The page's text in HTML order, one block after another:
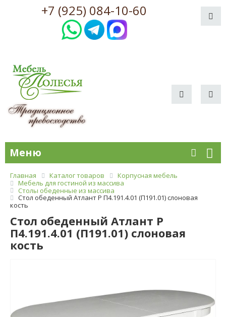
+7 (925) 084-10-60
Меню
Главная Каталог товаров
Корпусная мебель
Мебель для гостиной из массива
Столы обеденные из массива
Стол обеденный Атлант Р П4.191.4.01 (П191.01) слоновая
кость
Стол обеденный Атлант Р
П4.191.4.01 (П191.01) слоновая
кость